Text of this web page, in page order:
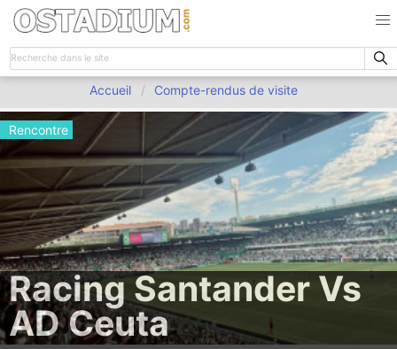
Accueil Compte-rendus de visite
Rencontre
Racing Santander Vs
AD Ceuta